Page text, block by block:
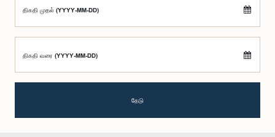
திகதி முதல் (YYYY-MM-DD)
திகதி வரை (YYYY-MM-DD)
தேடு